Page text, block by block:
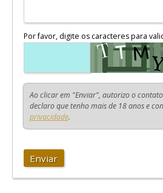
Por favor, digite os caracteres para
Ao clicar em "Enviar", autorizo o
declaro que tenho mais de 18 anos e
privacidade.
Enviar